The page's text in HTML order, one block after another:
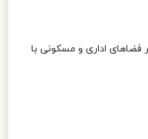
اداری و مسکونی با